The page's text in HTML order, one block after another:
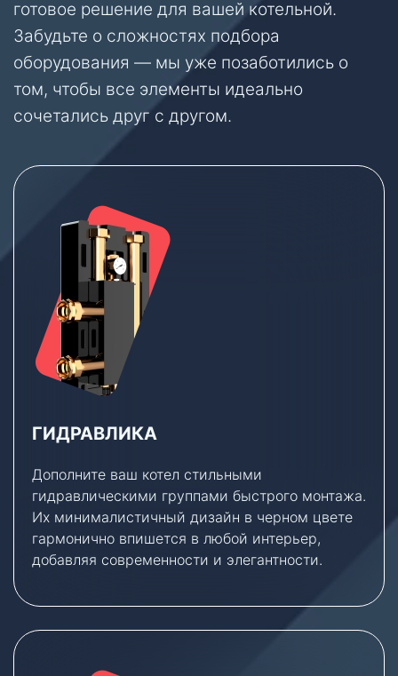
готовое решение для вашей котельной.
Забудьте о сложностях подбора
оборудования — мы уже позаботились о
том, чтобы все элементы идеально
сочетались друг с другом.
ГИДРАВЛИКА
Дополните ваш котел стильными
гидравлическими группами быстрого монтажа.
Их минималистичный дизайн в черном цвете
гармонично впишется в любой интерьер,
добавляя современности и элегантности.